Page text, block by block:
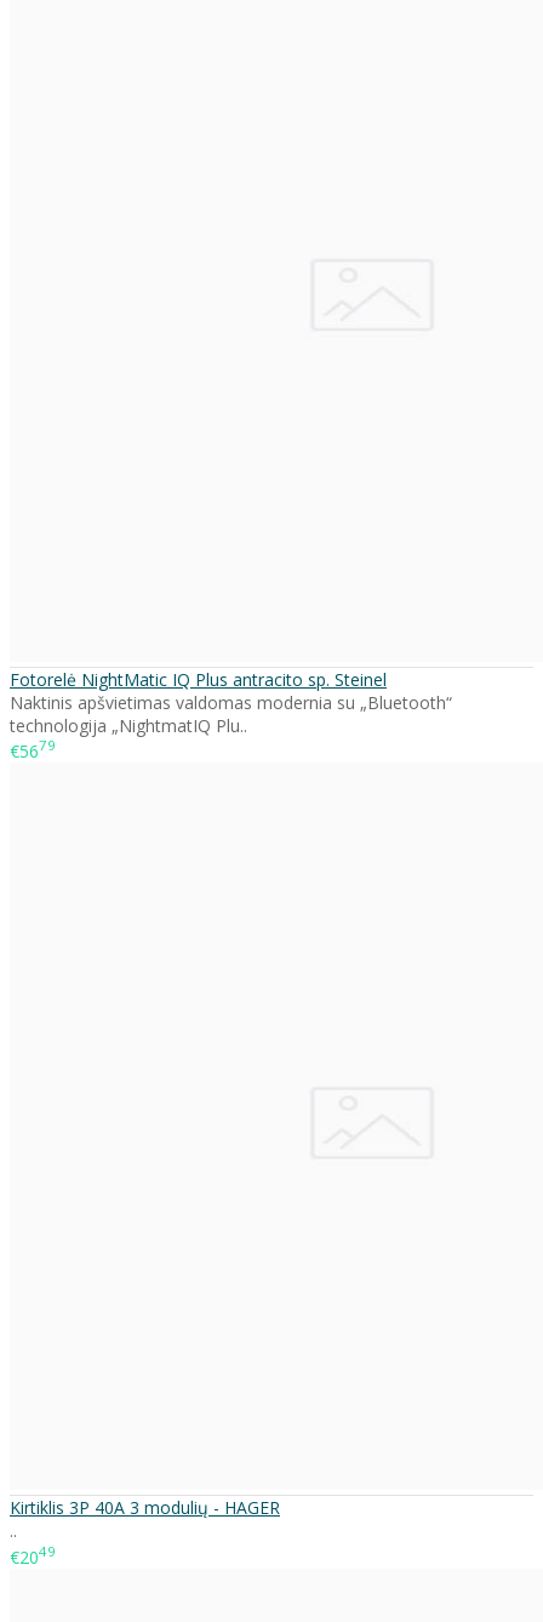
Fotorelė NightMatic IQ Plus antracito sp. Steinel
Naktinis apšvietimas valdomas modernia su „Bluetooth“
technologija „NightmatIQ Plu..
€5679
Kirtiklis 3P 40A 3 modulių - HAGER
..
€2049